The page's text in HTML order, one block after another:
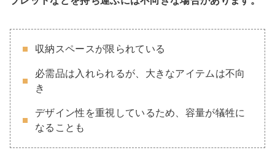
収納スペースが限られている
必需品は入れられるが、大きなアイテムは不向
き
デザイン性を重視しているため、容量が犠牲に
なることも